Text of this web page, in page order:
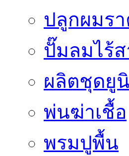
ปลูกผมร
ปั๊มลมไร้ส
ผลิตชุดยู
พ่นฆ่าเชื้อ
พรมปูพื้น